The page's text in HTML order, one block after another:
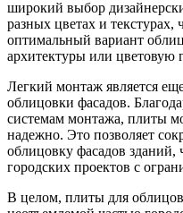
широкий выбор
разных цветах и текстурах,
оптимальный вариант
архитектуры или цветовую
Легкий монтаж является
облицовки фасадов.
системам монтажа, плиты
надежно. Это позволяет
облицовку фасадов
городских проектов с
В целом, плиты для